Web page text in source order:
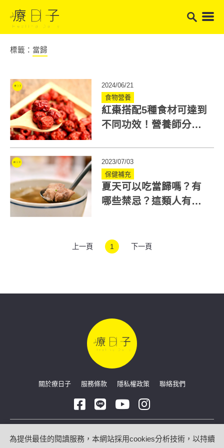
標籤： 當歸
2024/06/21
食物營養
紅棗搭配5種食材可達到
不同功效！營養師分享
2023/07/03
保健補充
夏天可以吃當歸嗎？有
哪些禁忌？這類人有助
上一頁 1 下一頁
關於療日子 服務條款 隱私權政策 聯絡我們
Copyright © 2026 療日子 HealingDaily
為提供最佳的閱讀服務，本網站採用cookies分析技術，以持續